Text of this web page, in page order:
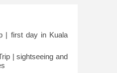
| first day in Kuala
| sightseeing and